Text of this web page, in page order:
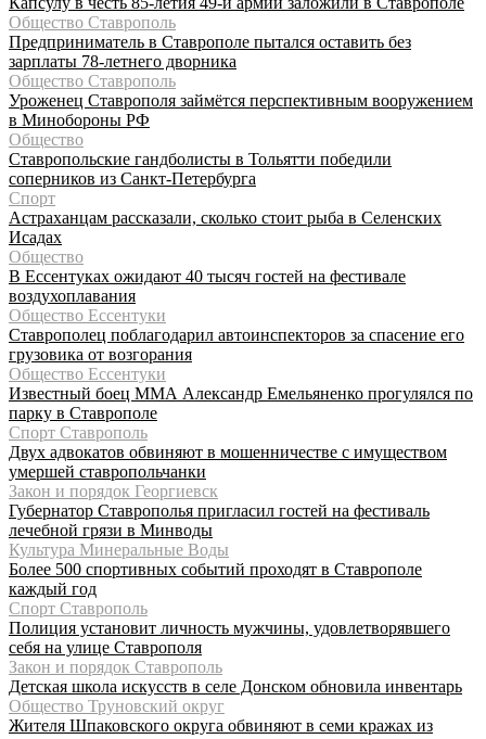
Общество Ставрополь
Предприниматель в Ставрополе пытался оставить без
зарплаты 78-летнего дворника
Общество Ставрополь
Уроженец Ставрополя займётся перспективным вооружением
в Минобороны РФ
Общество
Ставропольские гандболисты в Тольятти победили
соперников из Санкт-Петербурга
Спорт
Астраханцам рассказали, сколько стоит рыба в Селенских
Исадах
Общество
В Ессентуках ожидают 40 тысяч гостей на фестивале
воздухоплавания
Общество Ессентуки
Ставрополец поблагодарил автоинспекторов за спасение его
грузовика от возгорания
Общество Ессентуки
Известный боец ММА Александр Емельяненко прогулялся по
парку в Ставрополе
Спорт Ставрополь
Двух адвокатов обвиняют в мошенничестве с имуществом
умершей ставропольчанки
Закон и порядок Георгиевск
Губернатор Ставрополья пригласил гостей на фестиваль
лечебной грязи в Минводы
Культура Минеральные Воды
Более 500 спортивных событий проходят в Ставрополе
каждый год
Спорт Ставрополь
Полиция установит личность мужчины, удовлетворявшего
себя на улице Ставрополя
Закон и порядок Ставрополь
Детская школа искусств в селе Донском обновила инвентарь
Общество Труновский округ
Жителя Шпаковского округа обвиняют в семи кражах из